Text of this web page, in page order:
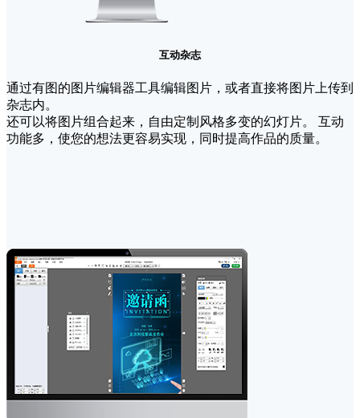
互动杂志
通过有图的图片编辑器工具编辑图片，或者直接将图片上传到
杂志内。
还可以将图片组合起来，自由定制风格多变的幻灯片。 互动
功能多，使您的想法更容易实现，同时提高作品的质量。